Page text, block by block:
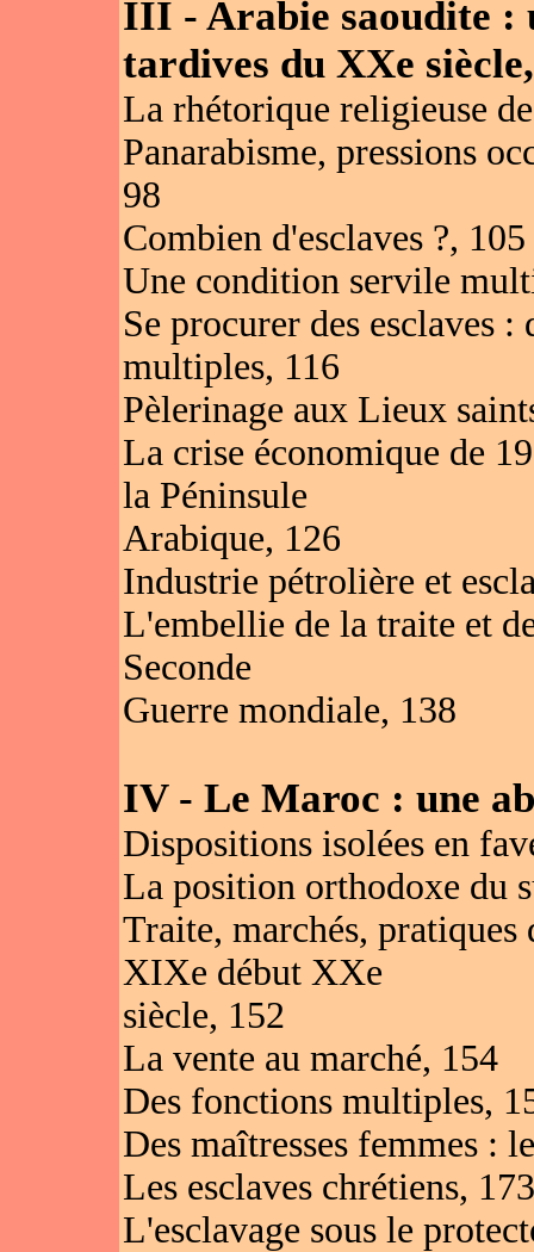
III - Arabie saoudite :
tardives du XXe
La rhétorique religieuse
Panarabisme, pressions
98
Combien d'esclaves ?, 105
Une condition servile
Se procurer des esclaves :
multiples, 116
Pèlerinage aux Lieux
La crise économique de
la Péninsule
Arabique, 126
Industrie pétrolière et
L'embellie de la traite et
Seconde
Guerre mondiale, 138
IV - Le Maroc : une
Dispositions isolées en
La position orthodoxe du
Traite, marchés,
XIXe début XXe
siècle, 152
La vente au marché, 154
Des fonctions multiples,
Des maîtresses femmes :
Les esclaves chrétiens, 173
L'esclavage sous le